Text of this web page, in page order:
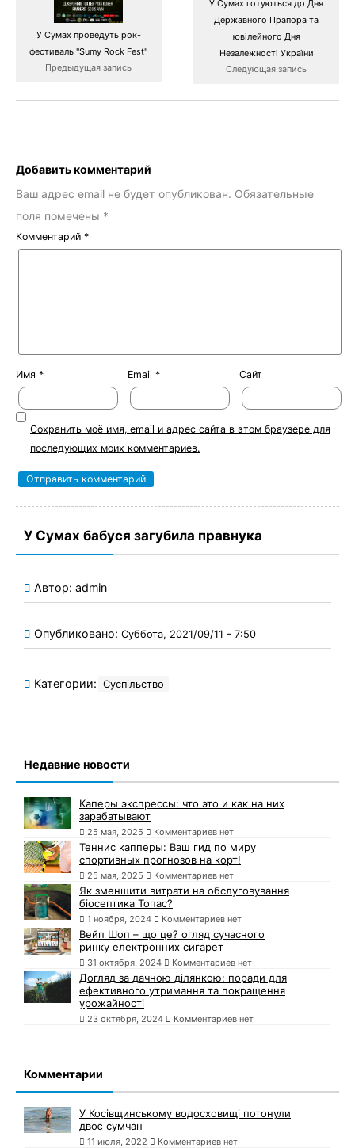
У Сумах проведуть рок-
фестиваль "Sumy Rock Fest"
Предыдущая запись
У Сумах готуються до Дня
Державного Прапора та
ювілейного Дня
Незалежності України
Следующая запись
Добавить комментарий
Ваш адрес email не будет опубликован. Обязательные
поля помечены *
Комментарий *
Имя * Email * Сайт
Сохранить моё имя, email и адрес сайта в этом браузере для
последующих моих комментариев.
У Сумах бабуся загубила правнука
Автор: admin
Опубликовано: Суббота, 2021/09/11 - 7:50
Категории: Суспільство
Недавние новости
Каперы экспрессы: что это и как на них
зарабатывают
25 мая, 2025 Комментариев нет
Теннис капперы: Ваш гид по миру
спортивных прогнозов на корт!
25 мая, 2025 Комментариев нет
Як зменшити витрати на обслуговування
біосептика Топас?
1 ноября, 2024 Комментариев нет
Вейп Шоп – що це? огляд сучасного
ринку електронних сигарет
31 октября, 2024 Комментариев нет
Догляд за дачною ділянкою: поради для
ефективного утримання та покращення
урожайності
23 октября, 2024 Комментариев нет
Комментарии
У Косівщинському водосховищі потонули
двоє сумчан
11 июля, 2022 Комментариев нет